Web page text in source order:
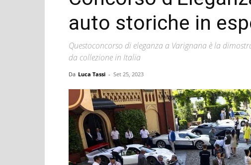
auto storiche in
Questoconcorso di eleganza a Varignana è la
da collezione in Italia
Da Luca Tassi - Set 25, 2023